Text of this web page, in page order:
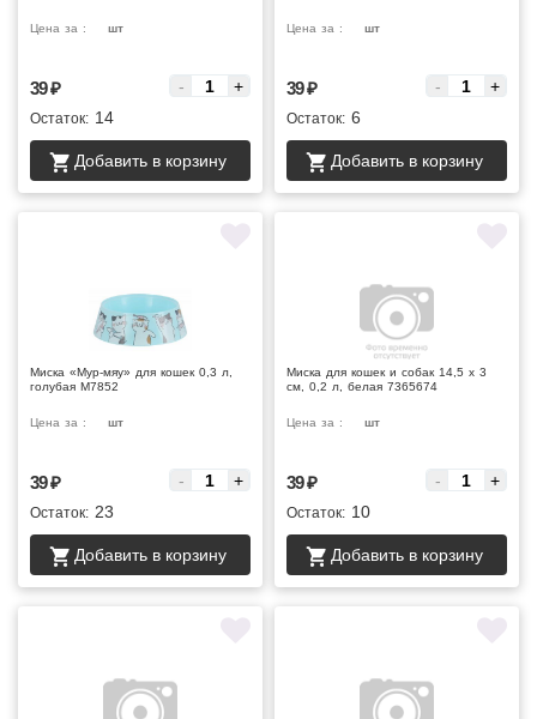
Цена за : шт
39₽ - +
Остаток: 14
Добавить в корзину
Цена за : шт
39₽ - +
Остаток: 6
Добавить в корзину
Миска «Мур-мяу» для кошек 0,3 л,
голубая М7852
Цена за : шт
39₽ - +
Остаток: 23
Добавить в корзину
Миска для кошек и собак 14,5 х 3
см, 0,2 л, белая 7365674
Цена за : шт
39₽ - +
Остаток: 10
Добавить в корзину